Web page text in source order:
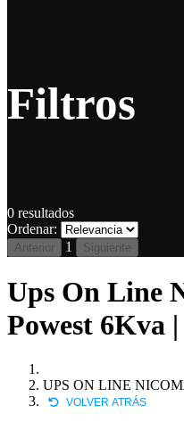
Filtros
0 resultados
Ordenar:
Anterior 1 Siguiente
Ups On Line
Powest 6Kva
UPS ON LINE
VOLVER ATRÁS